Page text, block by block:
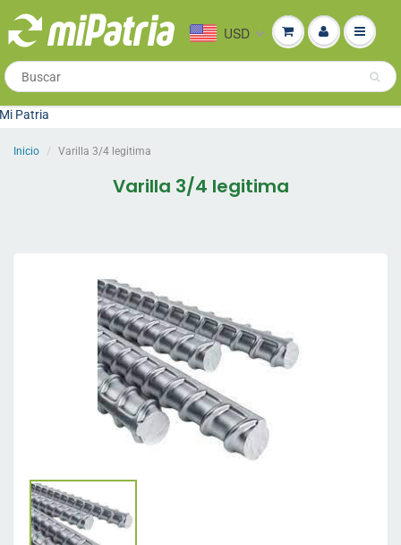
USD
Inicio Varilla 3/4 legitima
Varilla 3/4 legitima